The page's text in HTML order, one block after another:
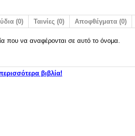
(0) Ταινίες (0) Αποφθέγματα (0)
που να αναφέρονται σε αυτό το όνομα.
βιβλία!